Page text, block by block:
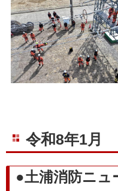
令和8年1月
●土浦消防ニュ